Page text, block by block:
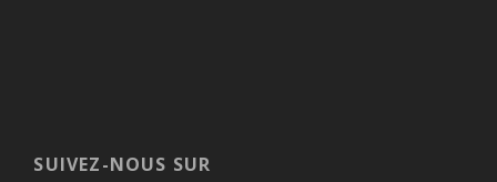
SUIVEZ-NOUS SUR